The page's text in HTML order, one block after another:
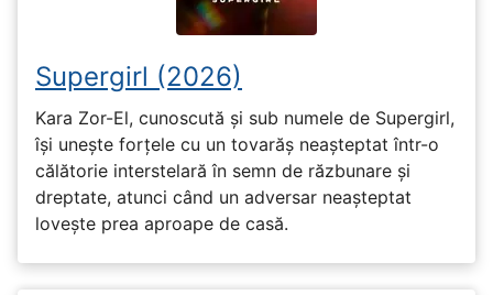
Supergirl (2026)
Kara Zor-El, cunoscută și sub numele de Supergirl,
își unește forțele cu un tovarăș neașteptat într-o
călătorie interstelară în semn de răzbunare și
dreptate, atunci când un adversar neașteptat
lovește prea aproape de casă.